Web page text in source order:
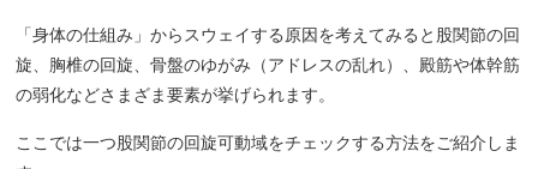
「身体の仕組み」からスウェイする原因を考えてみると股関節の回
旋、胸椎の回旋、骨盤のゆがみ（アドレスの乱れ）、殿筋や体幹筋
の弱化などさまざま要素が挙げられます。
ここでは一つ股関節の回旋可動域をチェックする方法をご紹介しま